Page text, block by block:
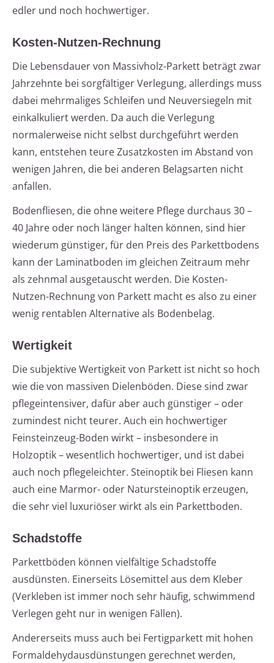
edler und noch hochwertiger.
Kosten-Nutzen-Rechnung
Die Lebensdauer von Massivholz-Parkett beträgt zwar
Jahrzehnte bei sorgfältiger Verlegung, allerdings muss
dabei mehrmaliges Schleifen und Neuversiegeln mit
einkalkuliert werden. Da auch die Verlegung
normalerweise nicht selbst durchgeführt werden
kann, entstehen teure Zusatzkosten im Abstand von
wenigen Jahren, die bei anderen Belagsarten nicht
anfallen.
Bodenfliesen, die ohne weitere Pflege durchaus 30 –
40 Jahre oder noch länger halten können, sind hier
wiederum günstiger, für den Preis des Parkettbodens
kann der Laminatboden im gleichen Zeitraum mehr
als zehnmal ausgetauscht werden. Die Kosten-
Nutzen-Rechnung von Parkett macht es also zu einer
wenig rentablen Alternative als Bodenbelag.
Wertigkeit
Die subjektive Wertigkeit von Parkett ist nicht so hoch
wie die von massiven Dielenböden. Diese sind zwar
pflegeintensiver, dafür aber auch günstiger – oder
zumindest nicht teurer. Auch ein hochwertiger
Feinsteinzeug-Boden wirkt – insbesondere in
Holzoptik – wesentlich hochwertiger, und ist dabei
auch noch pflegeleichter. Steinoptik bei Fliesen kann
auch eine Marmor- oder Natursteinoptik erzeugen,
die sehr viel luxuriöser wirkt als ein Parkettboden.
Schadstoffe
Parkettböden können vielfältige Schadstoffe
ausdünsten. Einerseits Lösemittel aus dem Kleber
(Verkleben ist immer noch sehr häufig, schwimmend
Verlegen geht nur in wenigen Fällen).
Andererseits muss auch bei Fertigparkett mit hohen
Formaldehydausdünstungen gerechnet werden,